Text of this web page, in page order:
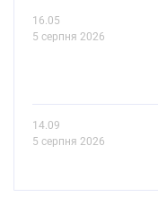
16.05
5 серпня 2026
14.09
5 серпня 2026